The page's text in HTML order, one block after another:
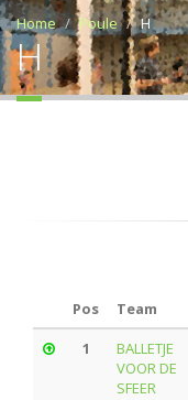
Home Poule H
H
Pos Team
1
BALLETJE
VOOR DE
SFEER